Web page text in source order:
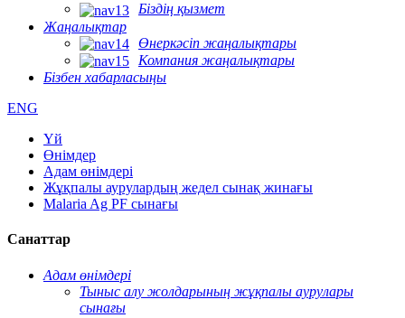
Біздің қызмет
Жаңалықтар
Өнеркәсіп жаңалықтары
Компания жаңалықтары
Бізбен хабарласыңы
ENG
Үй
Өнімдер
Адам өнімдері
Жұқпалы аурулардың жедел сынақ жинағы
Malaria Ag PF сынағы
Санаттар
Адам өнімдері
Тыныс алу жолдарының жұқпалы аурулары
сынағы